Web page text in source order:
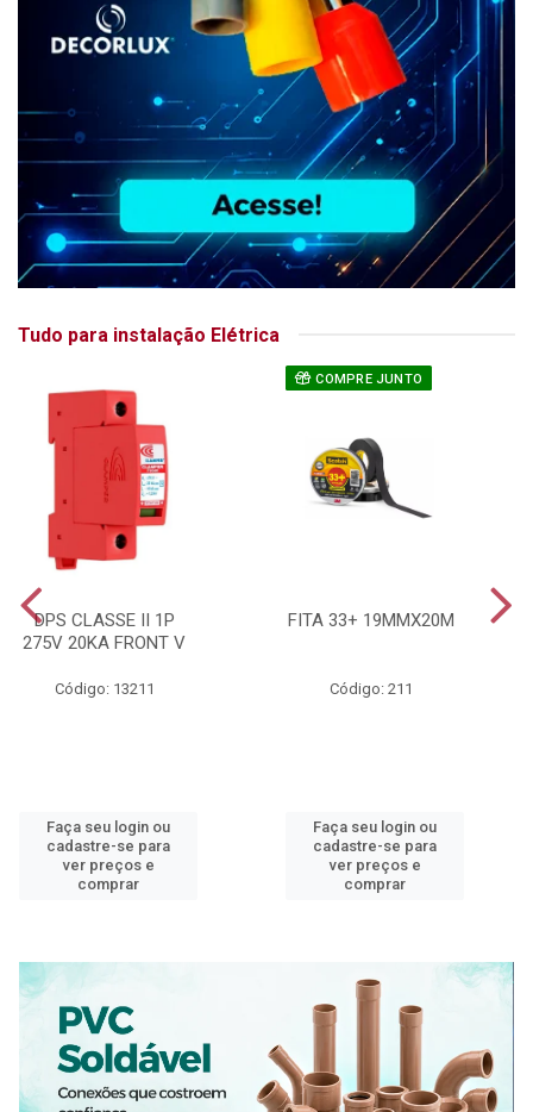
Tudo para instalação Elétrica
DPS CLASSE II 1P
275V 20KA FRONT V
Código: 13211
Faça seu login ou
cadastre-se para
ver preços e
comprar
COMPRE JUNTO
FITA 33+ 19MMX20M
Código: 211
Faça seu login ou
cadastre-se para
ver preços e
comprar